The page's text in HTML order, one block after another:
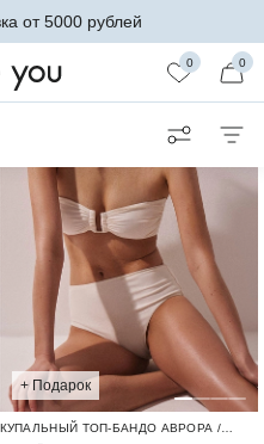
от 5000 рублей
0 0
+ Подарок
КУПАЛЬНЫЙ ТОП-БАНДО АВРОРА / SWIM BASE